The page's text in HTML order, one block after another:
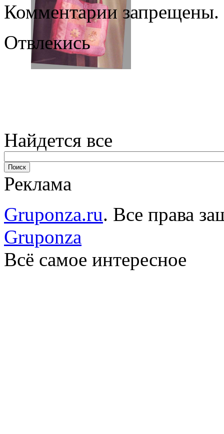
Комментарии запрещены.
Отвлекись
Найдется все
Реклама
Gruponza.ru. Все права
Gruponza
Всё самое интересное